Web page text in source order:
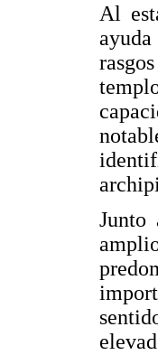
Al
ayuda
Junto